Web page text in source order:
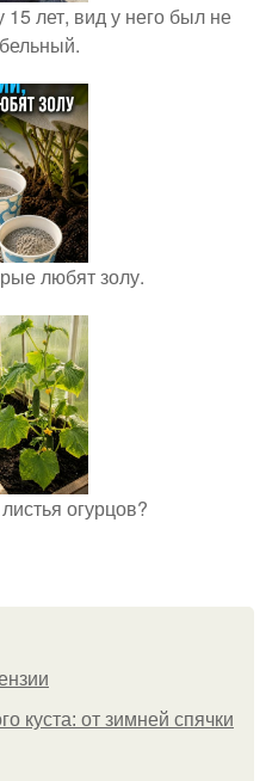
лет, вид у него был не
любят золу.
огурцов?
куста: от зимней спячки